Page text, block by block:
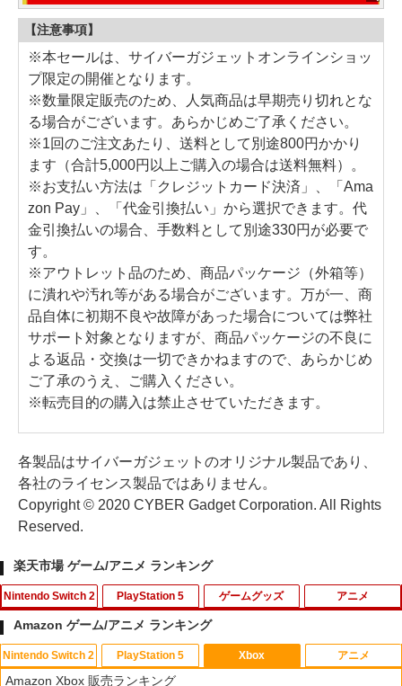
【注意事項】
※本セールは、サイバーガジェットオンラインショッ
プ限定の開催となります。
※数量限定販売のため、人気商品は早期売り切れとな
る場合がございます。あらかじめご了承ください。
※1回のご注文あたり、送料として別途800円かかり
ます（合計5,000円以上ご購入の場合は送料無料）。
※お支払い方法は「クレジットカード決済」、「Ama
zon Pay」、「代金引換払い」から選択できます。代
金引換払いの場合、手数料として別途330円が必要で
す。
※アウトレット品のため、商品パッケージ（外箱等）
に潰れや汚れ等がある場合がございます。万が一、商
品自体に初期不良や故障があった場合については弊社
サポート対象となりますが、商品パッケージの不良に
よる返品・交換は一切できかねますので、あらかじめ
ご了承のうえ、ご購入ください。
※転売目的の購入は禁止させていただきます。
各製品はサイバーガジェットのオリジナル製品であり、
各社のライセンス製品ではありません。
Copyright © 2020 CYBER Gadget Corporation. All Rights
Reserved.
楽天市場 ゲーム/アニメ ランキング
Nintendo Switch 2
1
【特典】メタファー：リファンタジオ
(【先着購入封入特典】アーキタイプ経験
PlayStation 5
1 グランツーリスモ7 PS5版
ゲームグッズ アニメ
1
【中古】ナイトメアー・ビフォア・クリ
ス…コレクターズEDデジタルリマスター
Amazon ゲーム/アニメ ランキング
Nintendo Switch 2 PlayStation 5 Xbox
Amazon Xbox 販売ランキング
アニメ